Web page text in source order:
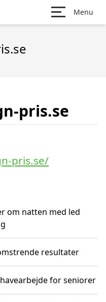
Menu
pris.se
pris.se/
om natten med led
resultater
for seniorer